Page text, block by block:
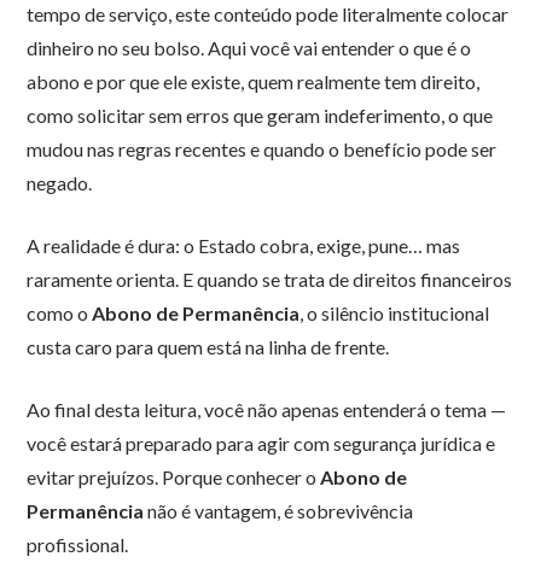
tempo de serviço, este conteúdo pode literalmente colocar
dinheiro no seu bolso. Aqui você vai entender o que é o
abono e por que ele existe, quem realmente tem direito,
como solicitar sem erros que geram indeferimento, o que
mudou nas regras recentes e quando o benefício pode ser
negado.
A realidade é dura: o Estado cobra, exige, pune… mas
raramente orienta. E quando se trata de direitos financeiros
como o Abono de Permanência , o silêncio institucional
custa caro para quem está na linha de frente.
Ao final desta leitura, você não apenas entenderá o tema —
você estará preparado para agir com segurança jurídica e
evitar prejuízos. Porque conhecer o Abono de
Permanência não é vantagem, é sobrevivência
profissional.